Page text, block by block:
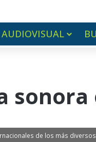
AUDIOVISUAL
de los más